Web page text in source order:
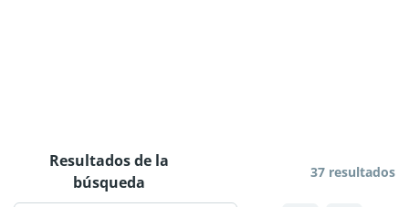
Resultados de la
búsqueda
37 resultados